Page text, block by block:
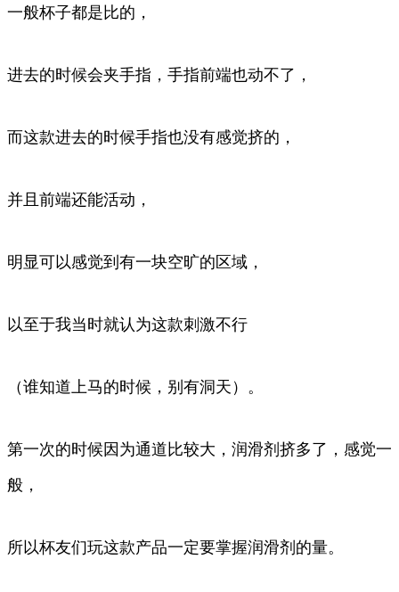
一般杯子都是比的，
进去的时候会夹手指，手指前端也动不了，
而这款进去的时候手指也没有感觉挤的，
并且前端还能活动，
明显可以感觉到有一块空旷的区域，
以至于我当时就认为这款刺激不行
（谁知道上马的时候，别有洞天）。
第一次的时候因为通道比较大，润滑剂挤多了，感觉一
般，
所以杯友们玩这款产品一定要掌握润滑剂的量。